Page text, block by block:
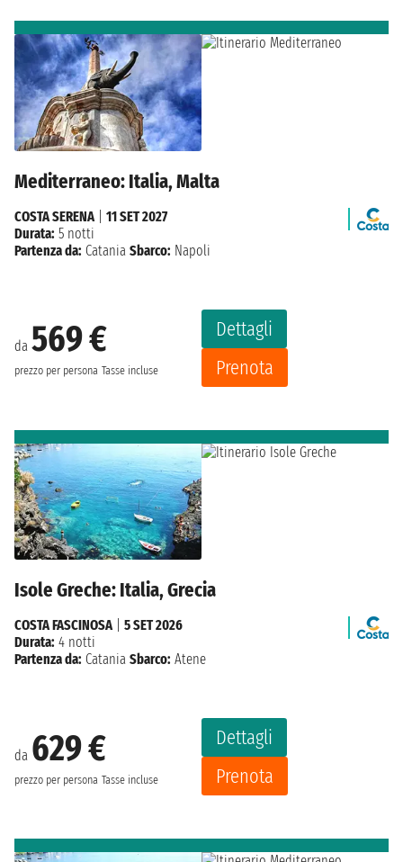
Mediterraneo: Italia, Malta
da 569 €
prezzo per persona Tasse incluse
Dettagli
Prenota
COSTA SERENA| 11 SET 2027
Durata: 5 notti
Partenza da: Catania Sbarco: Napoli
Isole Greche: Italia, Grecia
da 629 €
prezzo per persona Tasse incluse
Dettagli
Prenota
COSTA FASCINOSA| 5 SET 2026
Durata: 4 notti
Partenza da: Catania Sbarco: Atene